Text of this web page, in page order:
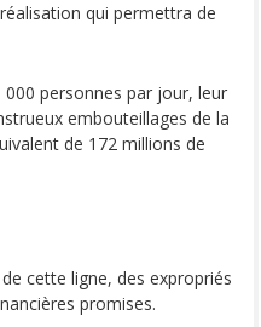
qui permettra de
000 personnes par jour, leur
embouteillages de la
de 172 millions de
cette ligne, des expropriés
promises.